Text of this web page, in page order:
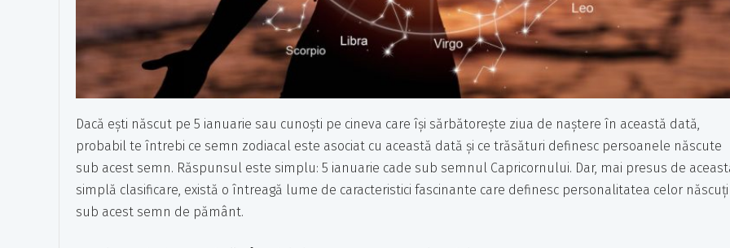
Dacă ești născut pe 5 ianuarie sau cunoști pe cineva care își sărbătorește ziua de naștere în această dată,
probabil te întrebi ce semn zodiacal este asociat cu această dată și ce trăsături definesc persoanele născute
sub acest semn. Răspunsul este simplu: 5 ianuarie cade sub semnul Capricornului. Dar, mai presus de
simplă clasificare, există o întreagă lume de caracteristici fascinante care definesc personalitatea celor născuți
sub acest semn de pământ.